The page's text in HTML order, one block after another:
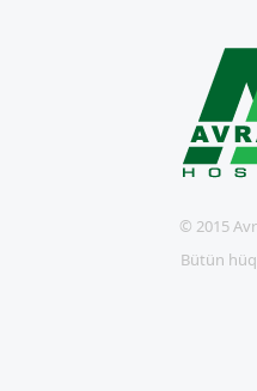
© 2015
Bütün